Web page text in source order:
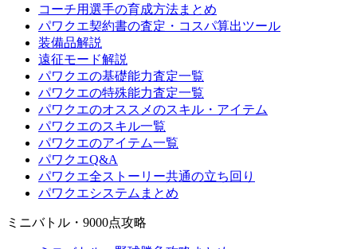
コーチ用選手の育成方法まとめ
パワクエ契約書の査定・コスパ算出ツール
装備品解説
遠征モード解説
パワクエの基礎能力査定一覧
パワクエの特殊能力査定一覧
パワクエのオススメのスキル・アイテム
パワクエのスキル一覧
パワクエのアイテム一覧
パワクエQ&A
パワクエ全ストーリー共通の立ち回り
パワクエシステムまとめ
ミニバトル・9000点攻略